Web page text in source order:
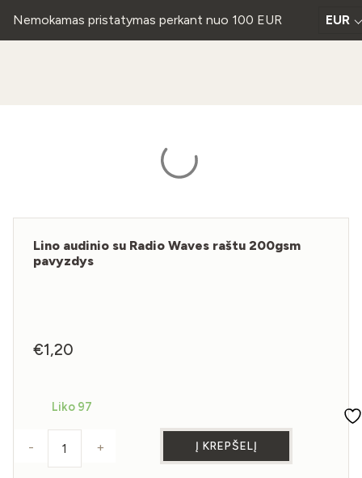
Nemokamas pristatymas perkant nuo 100 EUR EUR
Lino audinio su Radio Waves raštu 200gsm
pavyzdys
€1,20
Liko 97
produkto kiekis: Lino audinio su Radio Waves raštu
- + Į KREPŠELĮ